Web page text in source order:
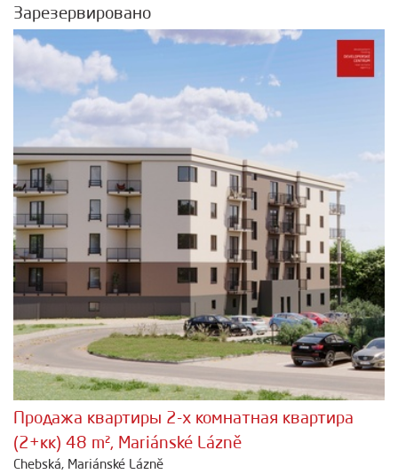
Зарезервировано
Продажа квартиры 2-х комнатная квартира
(2+кк) 48 m², Mariánské Lázně
Chebská, Mariánské Lázně